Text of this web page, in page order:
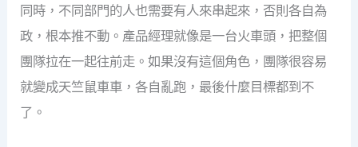
同時，不同部門的人也需要有人來串起來，否則各自為
政，根本推不動。產品經理就像是一台火車頭，把整個
團隊拉在一起往前走。如果沒有這個角色，團隊很容易
就變成天竺鼠車車，各自亂跑，最後什麼目標都到不
了。